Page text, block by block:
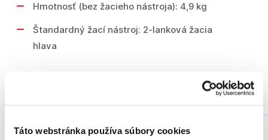
Táto webstránka používa súbory cookies
Hmotnosť (bez žacieho nástroja): 4,9 kg
Štandardný žací nástroj: 2-lanková žacia
hlava
Akcia